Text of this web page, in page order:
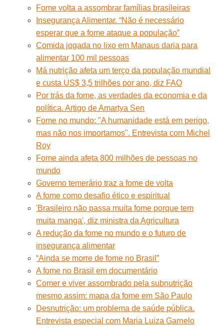
Fome volta a assombrar famílias brasileiras
Insegurança Alimentar. “Não é necessário
esperar que a fome ataque a população”
Comida jogada no lixo em Manaus daria para
alimentar 100 mil pessoas
Má nutrição afeta um terço da população mundial
e custa US$ 3,5 trilhões por ano, diz FAO
Por trás da fome, as verdades da economia e da
política. Artigo de Amartya Sen
Fome no mundo: "A humanidade está em perigo,
mas não nos importamos". Entrevista com Michel
Roy
Fome ainda afeta 800 milhões de pessoas no
mundo
Governo temerário traz a fome de volta
A fome como desafio ético e espiritual
'Brasileiro não passa muita fome porque tem
muita manga', diz ministra da Agricultura
A redução da fome no mundo e o futuro de
insegurança alimentar
“Ainda se morre de fome no Brasil”
A fome no Brasil em documentário
Comer e viver assombrado pela subnutrição
mesmo assim: mapa da fome em São Paulo
Desnutrição: um problema de saúde pública.
Entrevista especial com Maria Luiza Garnelo